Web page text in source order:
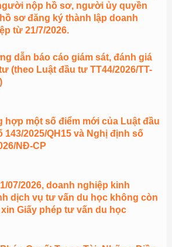
nộp hồ sơ, người ủy quyền
sơ đăng ký thành lập doanh
từ 21/7/2026.
dẫn báo cáo giám sát, đánh giá
(theo Luật đầu tư TT44/2026/TT-
hợp một số điểm mới của Luật đầu
143/2025/QH15 và Nghị định số
NĐ-CP
07/2026, doanh nghiệp kinh
dịch vụ tư vấn du học không còn
Giấy phép tư vấn du học